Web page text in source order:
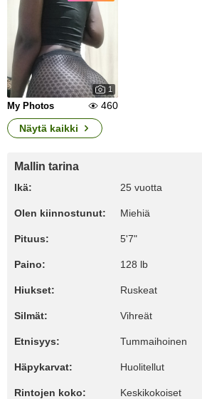
1
My Photos
460
Näytä kaikki
Mallin tarina
Ikä: 25 vuotta
Olen kiinnostunut: Miehiä
Pituus: 5'7"
Paino: 128 lb
Hiukset: Ruskeat
Silmät: Vihreät
Etnisyys: Tummaihoinen
Häpykarvat: Huolitellut
Rintojen koko: Keskikokoiset